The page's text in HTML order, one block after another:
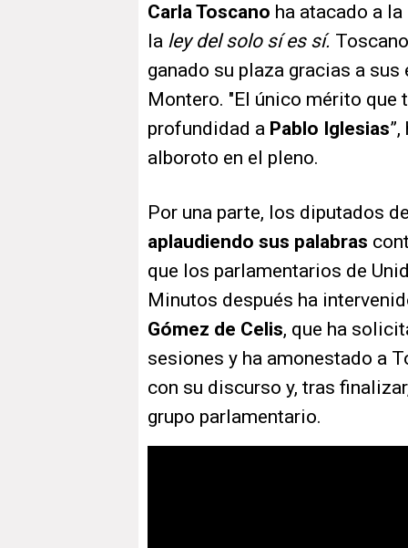
Carla Toscano ha atacado a
la ley del solo sí es sí.
ganado su plaza gracias a
Montero. "El único mérito que
profundidad a Pablo Iglesias
alboroto en el pleno.
Por una parte, los diputados
aplaudiendo sus palabras
que los parlamentarios de
Minutos después ha
Gómez de Celis, que ha
sesiones y ha amonestado a
con su discurso y, tras
grupo parlamentario.